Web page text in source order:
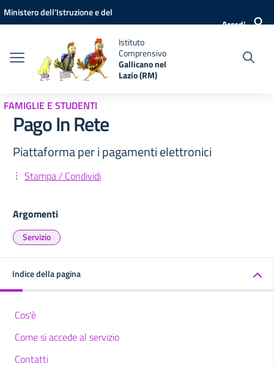
Vai ai contenuti
Vai al menu di navigazione
Vai al footer
Ministero dell'Istruzione e del
Accedi
Istituto
Comprensivo
Gallicano nel
Lazio (RM)
FAMIGLIE E STUDENTI
Pago In Rete
Piattaforma per i pagamenti elettronici
Stampa / Condividi
Argomenti
Servizio
Indice della pagina
Cos'è
Come si accede al servizio
Contatti